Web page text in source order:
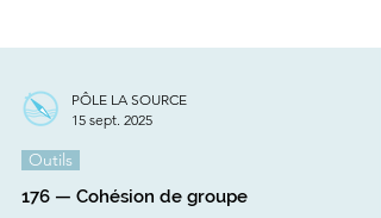
PÔLE LA SOURCE
15 sept. 2025
Outils